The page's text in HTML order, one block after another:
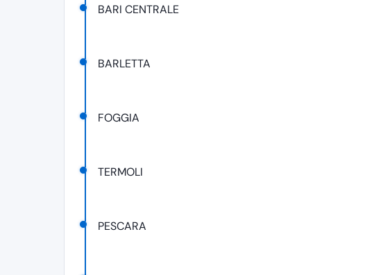
BARI CENTRALE
BARLETTA
FOGGIA
TERMOLI
PESCARA